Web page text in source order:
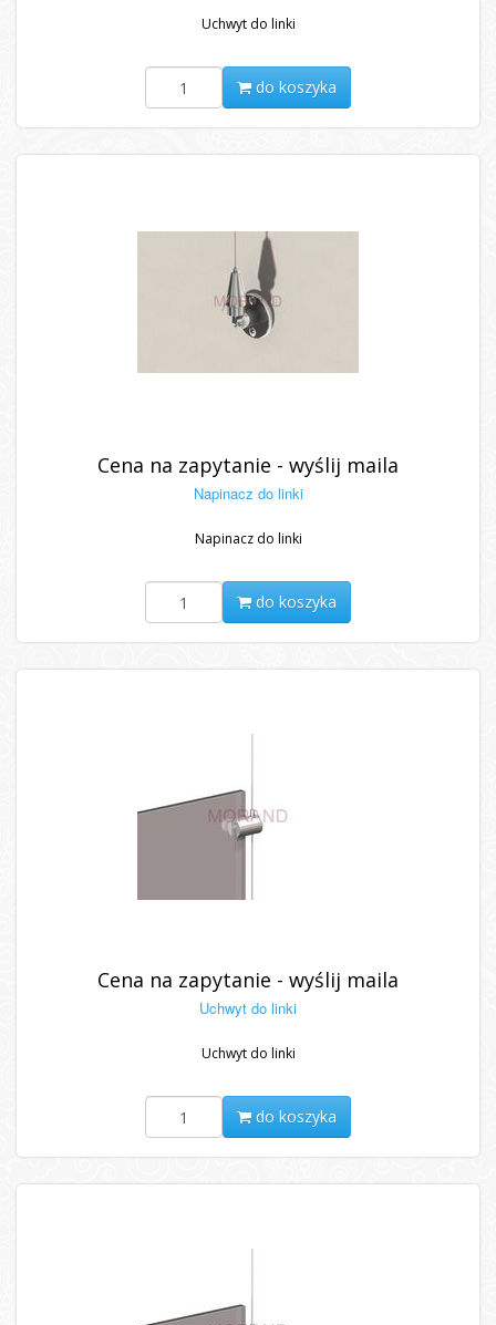
Uchwyt do linki
do koszyka
Cena na zapytanie - wyślij maila
Napinacz do linki
Napinacz do linki
do koszyka
Cena na zapytanie - wyślij maila
Uchwyt do linki
Uchwyt do linki
do koszyka